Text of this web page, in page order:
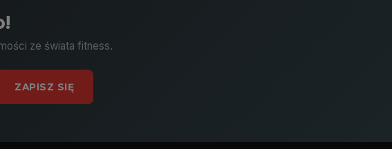
ze świata fitness.
ZAPISZ SIĘ